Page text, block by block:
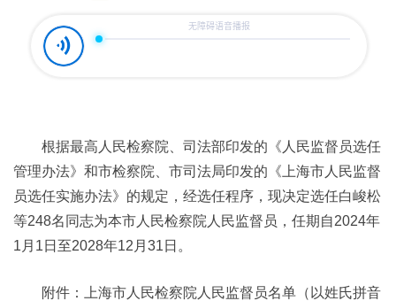
根据最高人民检察院、司法部印发的《人民监督员选任
管理办法》和市检察院、市司法局印发的《上海市人民监督
员选任实施办法》的规定，经选任程序，现决定选任白峻松
等248名同志为本市人民检察院人民监督员，任期自2024年
1月1日至2028年12月31日。
附件：上海市人民检察院人民监督员名单（以姓氏拼音